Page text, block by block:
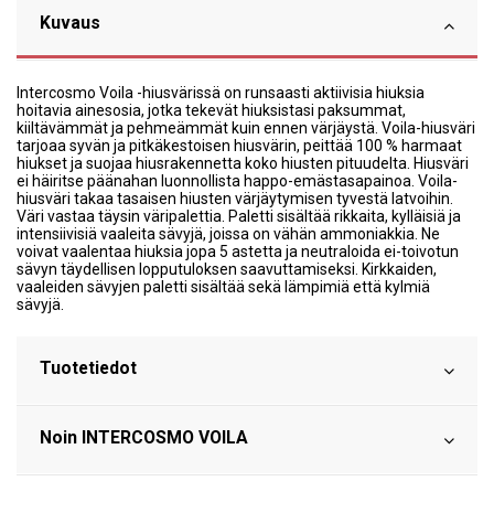
Kuvaus
Intercosmo Voila -hiusvärissä on runsaasti aktiivisia hiuksia
hoitavia ainesosia, jotka tekevät hiuksistasi paksummat,
kiiltävämmät ja pehmeämmät kuin ennen värjäystä. Voila-hiusväri
tarjoaa syvän ja pitkäkestoisen hiusvärin, peittää 100 % harmaat
hiukset ja suojaa hiusrakennetta koko hiusten pituudelta. Hiusväri
ei häiritse päänahan luonnollista happo-emästasapainoa. Voila-
hiusväri takaa tasaisen hiusten värjäytymisen tyvestä latvoihin.
Väri vastaa täysin väripalettia. Paletti sisältää rikkaita, kylläisiä ja
intensiivisiä vaaleita sävyjä, joissa on vähän ammoniakkia. Ne
voivat vaalentaa hiuksia jopa 5 astetta ja neutraloida ei-toivotun
sävyn täydellisen lopputuloksen saavuttamiseksi. Kirkkaiden,
vaaleiden sävyjen paletti sisältää sekä lämpimiä että kylmiä
sävyjä.
Tuotetiedot
Noin INTERCOSMO VOILA